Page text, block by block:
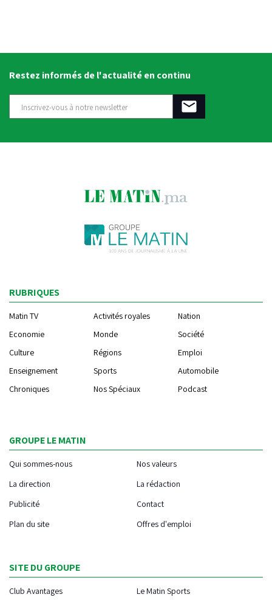
Restez informés de l'actualité en continu
RUBRIQUES
Matin TV Activités royales
Nation
Economie
Monde
Société
Culture
Régions
Emploi
Enseignement
Sports
Automobile
Chroniques
Nos Spéciaux Podcast
GROUPE LE MATIN
Qui sommes-nous
Nos valeurs
La direction
La rédaction
Publicité
Contact
Plan du site
Offres d'emploi
SITE DU GROUPE
Club Avantages Le Matin Sports